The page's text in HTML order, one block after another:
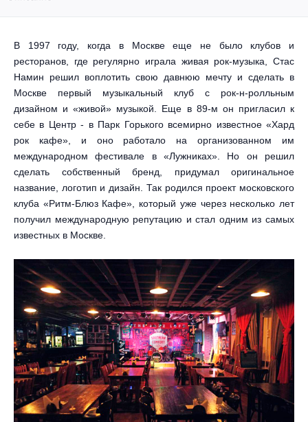
Альтернатива
Классическая музыка
Круиз Фест
Open-air на ВДНХ
Шансон, романс, авторская песня
Металл
Комедия
Творческий вечер
Мюзикл, оперетта
Балет
Драма
Музыкальный спектакль
Иммерсивный спектакль
Детский спектакль
Детское шоу
Детский мюзикл
Все события
В 1997 году, когда в Москве еще не было клубов и
ресторанов, где регулярно играла живая рок-музыка, Стас
Намин решил воплотить свою давнюю мечту и сделать в
Москве первый музыкальный клуб с рок-н-ролльным
дизайном и «живой» музыкой. Еще в 89-м он пригласил к
себе в Центр - в Парк Горького всемирно известное «Хард
рок кафе», и оно работало на организованном им
международном фестивале в «Лужниках». Но он решил
сделать собственный бренд, придумал оригинальное
название, логотип и дизайн. Так родился проект московского
клуба «Ритм-Блюз Кафе», который уже через несколько лет
получил международную репутацию и стал одним из самых
известных в Москве.